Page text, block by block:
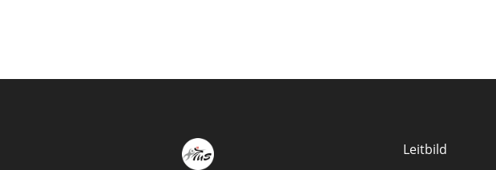
Leitbild